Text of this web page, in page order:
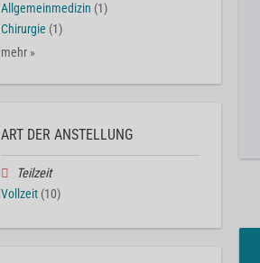
Allgemeinmedizin (1)
Chirurgie (1)
mehr »
ART DER ANSTELLUNG
Teilzeit
Vollzeit (10)